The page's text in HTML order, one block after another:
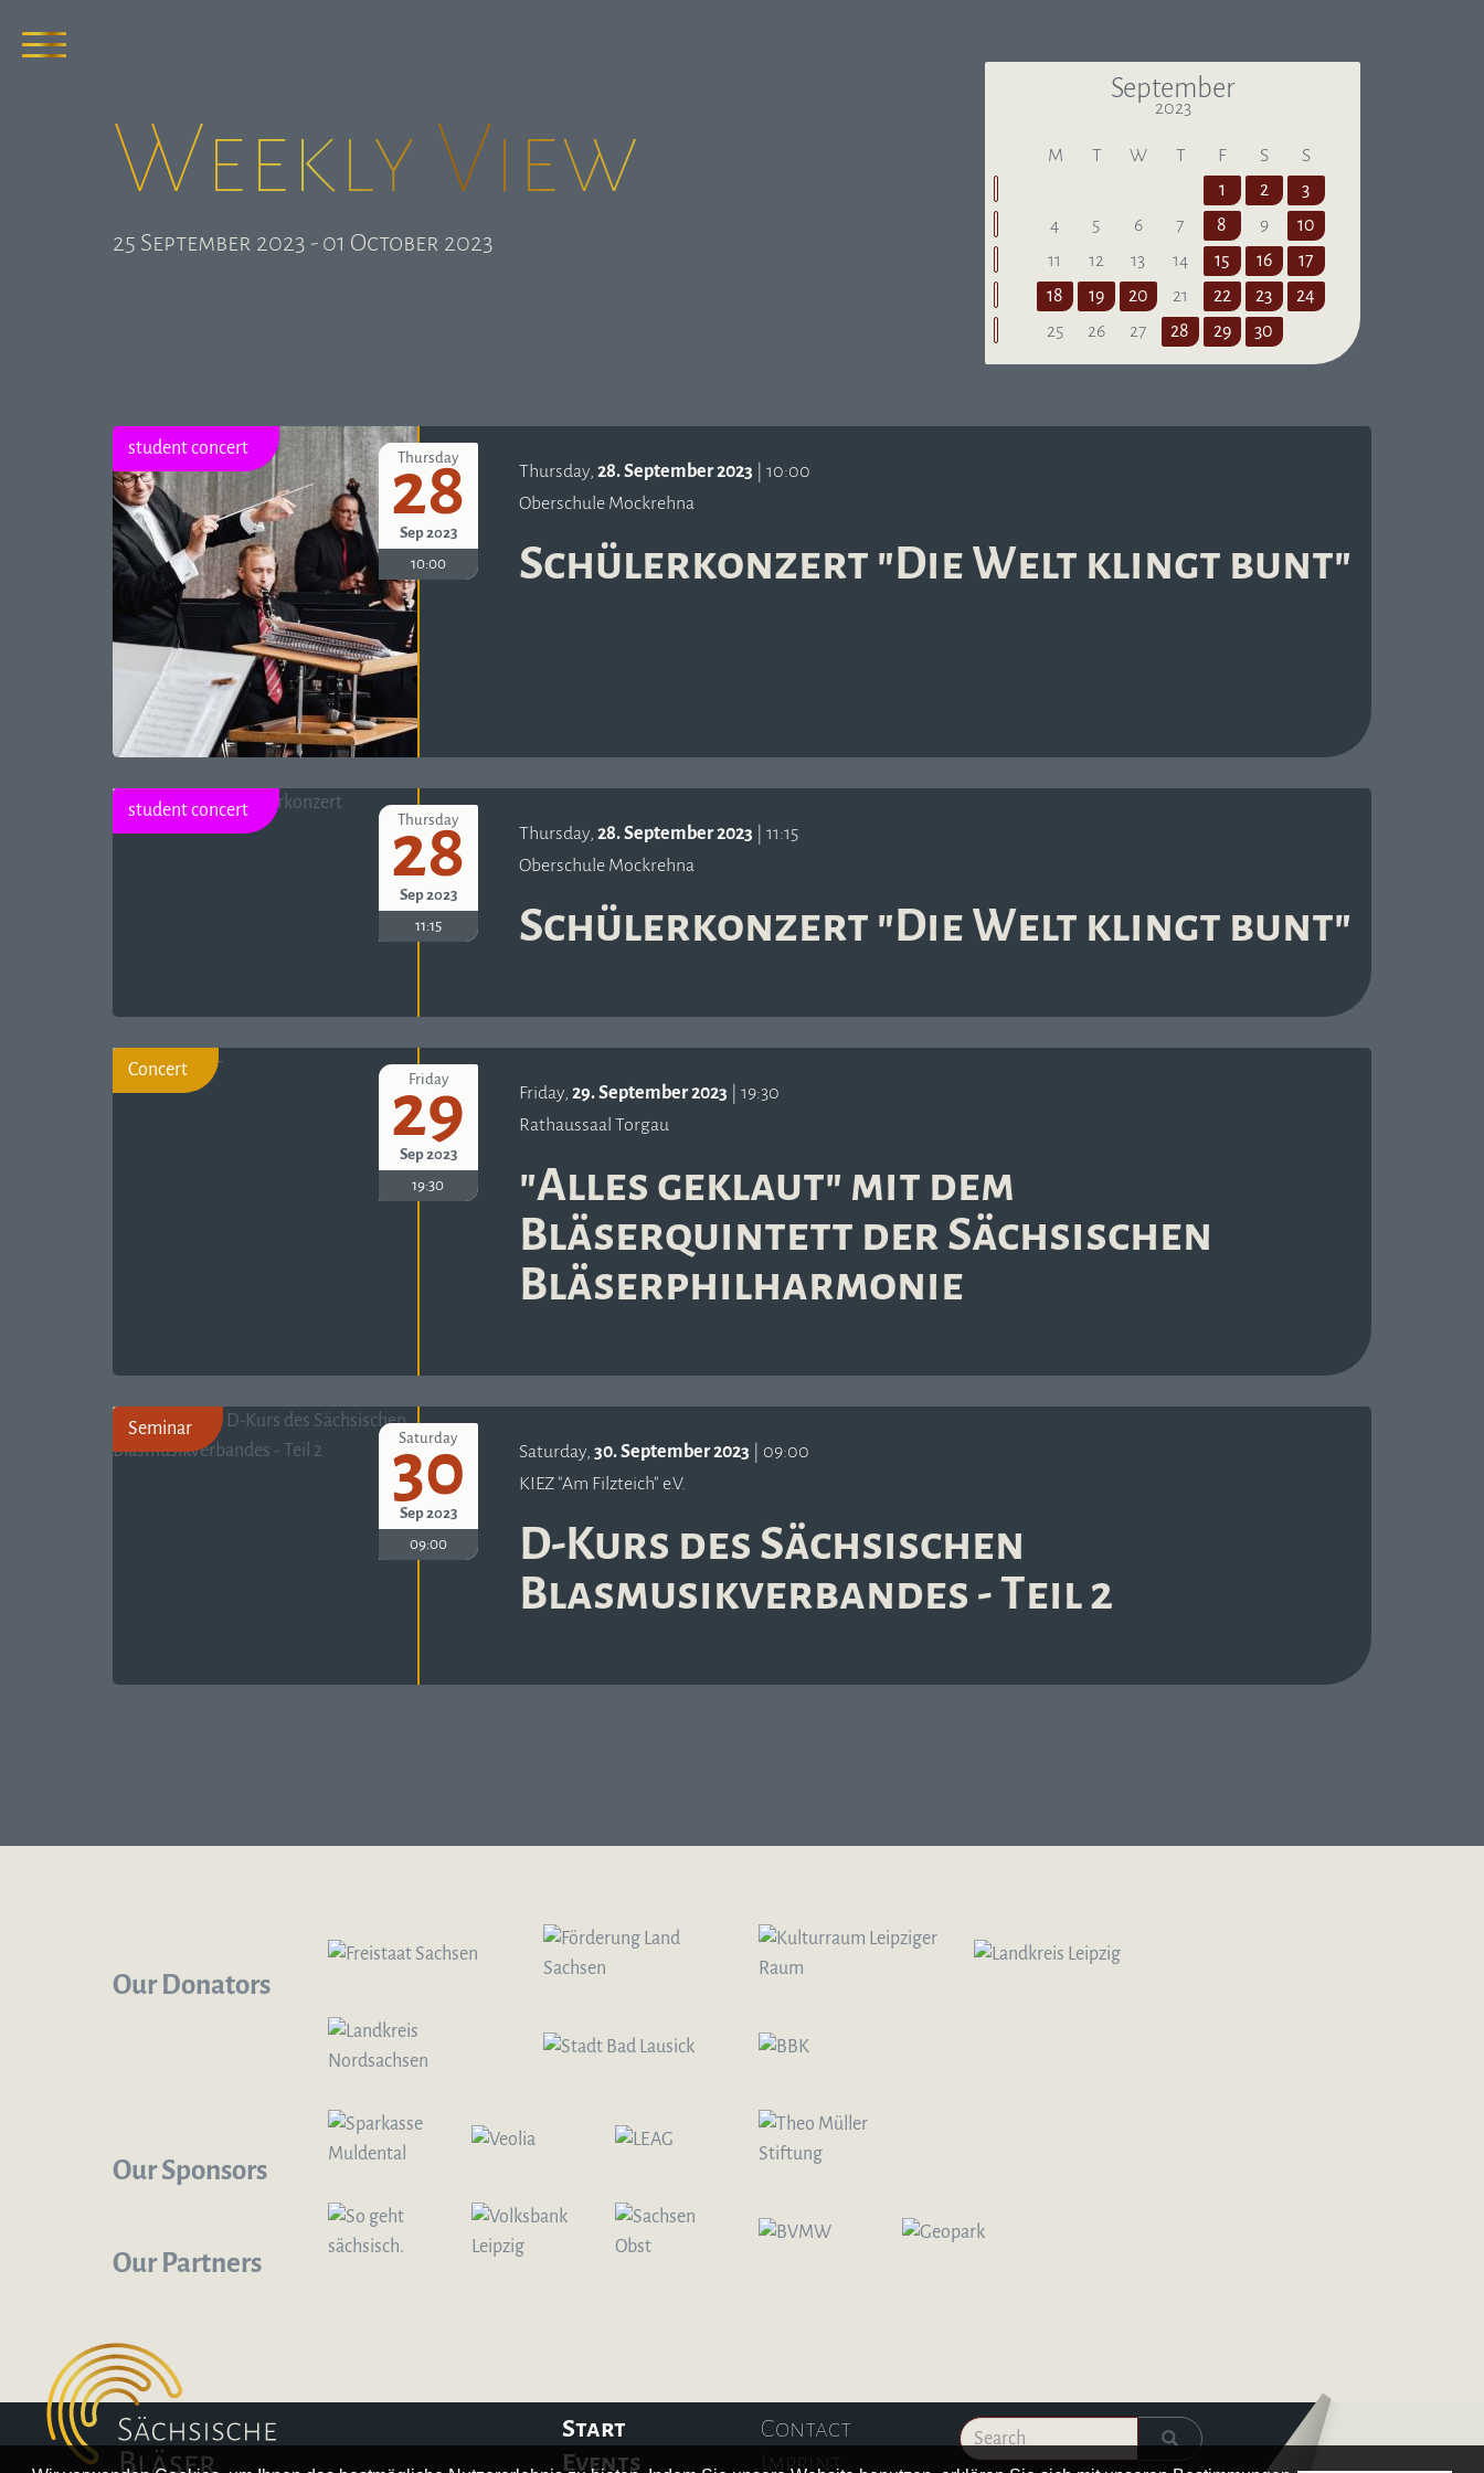
Start
Events
Contact
Imprint
Logo – Deutsche Bläserakademie
Weekly View
25 September 2023 - 01 October 2023
September
2023
M T W T F S
S
1
2
3
4
5 6 7 8 9
10
11
12 13 14 15 16
17
18
19 20 21 22 23
24
25
26 27 28 29 30
student concert Thursday
28
Sep 2023
10:00
Thursday, 28. September 2023 | 10:00
Oberschule Mockrehna
Schülerkonzert "Die Welt klingt bunt"
student concert Thursday
28
Sep 2023
11:15
Thursday, 28. September 2023 | 11:15
Oberschule Mockrehna
Schülerkonzert "Die Welt klingt bunt"
Concert Friday
29
Sep 2023
19:30
Friday, 29. September 2023 | 19:30
Rathaussaal Torgau
"Alles geklaut" mit dem
Bläserquintett der Sächsischen
Bläserphilharmonie
Seminar Saturday
30
Sep 2023
09:00
Saturday, 30. September 2023 | 09:00
KIEZ "Am Filzteich" e.V.
D-Kurs des Sächsischen
Blasmusikverbandes - Teil 2
Our Donators
Our Sponsors
Our Partners